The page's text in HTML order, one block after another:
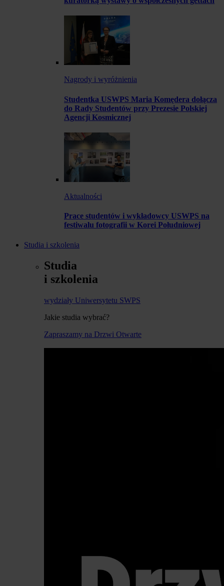
Nagrody i wyróżnienia
Studentka USWPS Maria Komędera dołącza
do Rady Studentów przy Prezesie Polskiej
Agencji Kosmicznej
Aktualności
Prace studentów i wykładowcy USWPS na
festiwalu fotografii w Korei Południowej
Studia i szkolenia
Studia
i szkolenia
wydziały Uniwersytetu SWPS
Jakie studia wybrać?
Zapraszamy na Drzwi Otwarte